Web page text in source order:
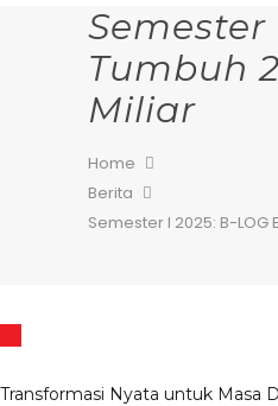
Tumbuh
Miliar
Home
Berita
Semester I 2025: B-LOG
Transformasi Nyata untuk Masa